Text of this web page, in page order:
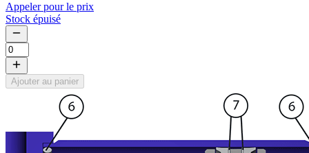
Appeler pour le prix
Stock épuisé
Ajouter au panier